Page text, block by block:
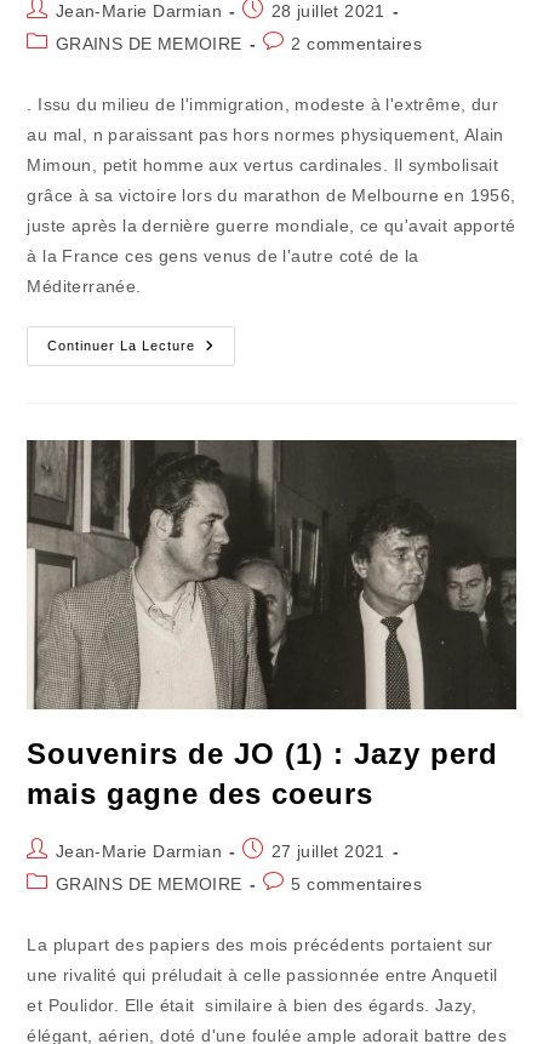
Auteur/autrice
de
Jean-Marie Darmian
Publication
publiée :
28 juillet 2021
PostGRAINS DE MEMOIRE
Commentaires
publication :
2 commentaires
. Issu du milieu de l'immigration, modeste à l'extrême, dur
au mal, n paraissant pas hors normes physiquement, Alain
Mimoun, petit homme aux vertus cardinales. Il symbolisait
grâce à sa victoire lors du marathon de Melbourne en 1956,
juste après la dernière guerre mondiale, ce qu'avait apporté
à la France ces gens venus de l'autre coté de la
Méditerranée.
Continuer La Lecture
Souvenirs
De
L’homme
Qui
Ne
S’arrêta
Jamais
De
Courir
Souvenirs de JO (1) : Jazy perd
mais gagne des coeurs
Auteur/autrice
de
Jean-Marie Darmian
Publication
publiée :
27 juillet 2021
PostGRAINS DE MEMOIRE
Commentaires
publication :
5 commentaires
La plupart des papiers des mois précédents portaient sur
une rivalité qui préludait à celle passionnée entre Anquetil
et Poulidor. Elle était similaire à bien des égards. Jazy,
élégant, aérien, doté d'une foulée ample adorait battre des